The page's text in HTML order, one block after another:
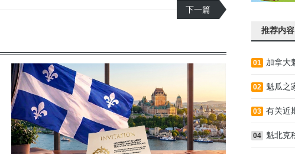
下一篇
推荐内容
01 加拿大
02 魁瓜之
03 有关近
04 魁北克